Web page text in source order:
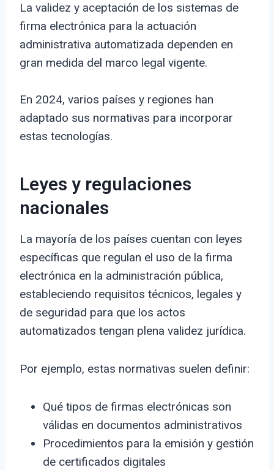
La validez y aceptación de los sistemas de
firma electrónica para la actuación
administrativa automatizada dependen en
gran medida del marco legal vigente.
En 2024, varios países y regiones han
adaptado sus normativas para incorporar
estas tecnologías.
Leyes y regulaciones
nacionales
La mayoría de los países cuentan con leyes
específicas que regulan el uso de la firma
electrónica en la administración pública,
estableciendo requisitos técnicos, legales y
de seguridad para que los actos
automatizados tengan plena validez jurídica.
Por ejemplo, estas normativas suelen definir:
Qué tipos de firmas electrónicas son
válidas en documentos administrativos
Procedimientos para la emisión y gestión
de certificados digitales